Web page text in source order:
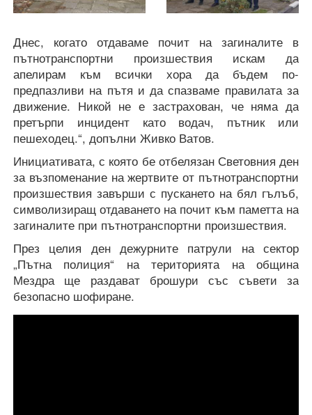
Днес, когато отдаваме почит на загиналите в
пътнотранспортни произшествия искам да
апелирам към всички хора да бъдем по-
предпазливи на пътя и да спазваме правилата за
движение. Никой не е застрахован, че няма да
претърпи инцидент като водач, пътник или
пешеходец.“, допълни Живко Ватов.
Инициативата, с която бе отбелязан Световния ден
за възпоменание на жертвите от пътнотранспортни
произшествия завърши с пускането на бял гълъб,
символизиращ отдаването на почит към паметта на
загиналите при пътнотранспортни произшествия.
През целия ден дежурните патрули на сектор
„Пътна полиция“ на територията на община
Мездра ще раздават брошури със съвети за
безопасно шофиране.